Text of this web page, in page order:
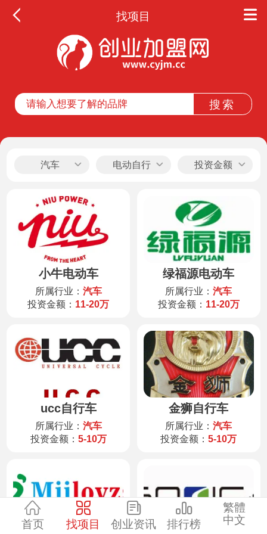
找项目
汽车
电动自行
投资金额
小牛电动车
所属行业： 汽车
投资金额： 11-20万
绿福源电动车
所属行业：汽车
投资金额： 11-20万
ucc自行车
所属行业： 汽车
投资金额： 5-10万
金狮自行车
所属行业：汽车
投资金额：5-10万
首页 找项目 创业资讯 排行榜
繁體
中文
全部
酒店
家居
零售
珠宝